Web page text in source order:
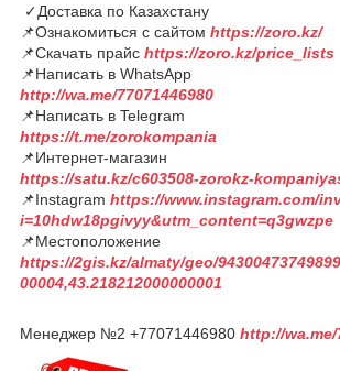
✓Доставка по Казахстану
📌Ознакомиться с сайтом https://zoro.kz/
📌Скачать прайс https://zoro.kz/price_lists
📌Написать в WhatsApp
http://wa.me/77071446980
📌Написать в Telegram
https://t.me/zorokompania
📌Интернет-магазин
https://satu.kz/c603508-zorokz-
📌Instagram https://www.instagram.com/
i=10hdw18pgivyy&utm_content=q3gwzpe
📌Местоположение
https://2gis.kz/almaty/geo/
00004,43.218212000000001
Менеджер №2 +77071446980 http://wa.me/